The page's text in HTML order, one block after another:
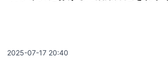
2025-07-17 20:40